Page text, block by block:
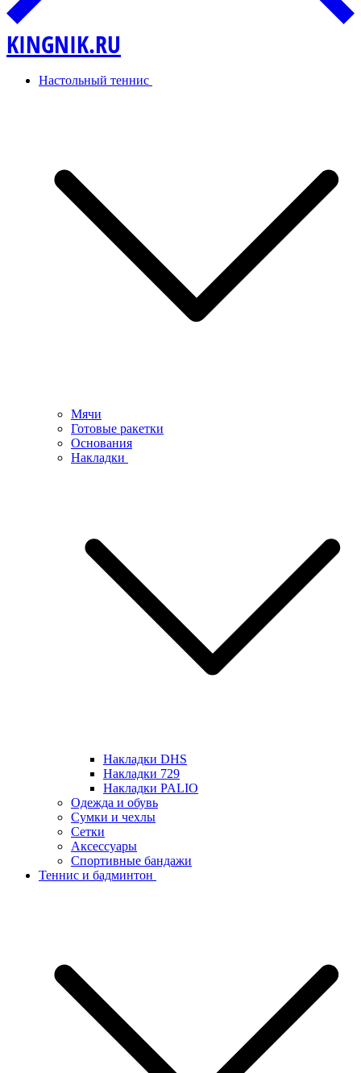
KINGNIK.RU
Настольный теннис
Мячи
Готовые ракетки
Основания
Накладки
Накладки DHS
Накладки 729
Накладки PALIO
Одежда и обувь
Сумки и чехлы
Сетки
Аксессуары
Спортивные бандажи
Теннис и бадминтон